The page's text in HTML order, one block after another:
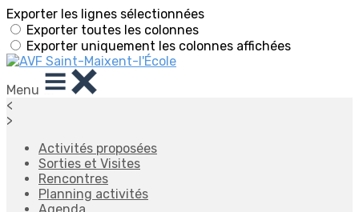
Exporter les lignes sélectionnées
Exporter toutes les colonnes
Exporter uniquement les colonnes affichées
Menu
<
>
Activités proposées
Sorties et Visites
Rencontres
Planning activités